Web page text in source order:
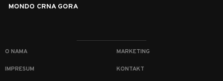
MONDO CRNA GORA
O NAMA MARKETING
IMPRESUM KONTAKT